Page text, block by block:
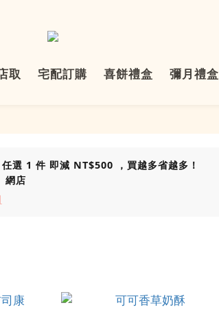
取 宅配訂購 喜餅禮盒 彌月禮盒
選 1 件 即減 NT$500 ，買越多省越多！
網店